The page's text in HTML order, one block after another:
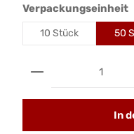
Verpackungseinheit
10 Stück 50
Produkt Anzahl:
In